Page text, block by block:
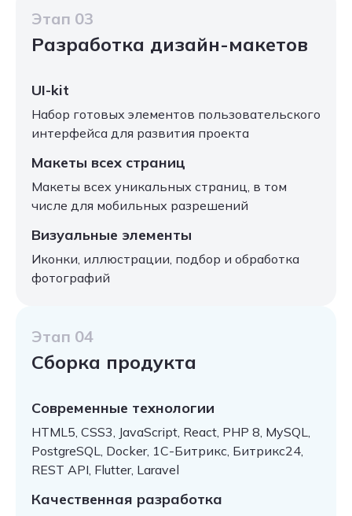
Этап 03
Разработка дизайн-макетов
UI-kit
Набор готовых элементов пользовательского
интерфейса для развития проекта
Макеты всех страниц
Макеты всех уникальных страниц, в том
числе для мобильных разрешений
Визуальные элементы
Иконки, иллюстрации, подбор и обработка
фотографий
Этап 04
Сборка продукта
Современные технологии
HTML5, CSS3, JavaScript, React, PHP 8, MySQL,
PostgreSQL, Docker, 1С-Битрикс, Битрикс24,
REST API, Flutter, Laravel
Качественная разработка